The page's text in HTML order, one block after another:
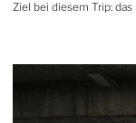
Ziel bei diesem Trip: